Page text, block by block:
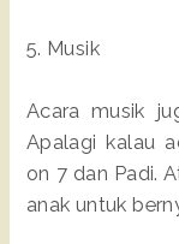
5. Musik
Acara musik
Apalagi kalau
on 7 dan Padi.
anak untuk